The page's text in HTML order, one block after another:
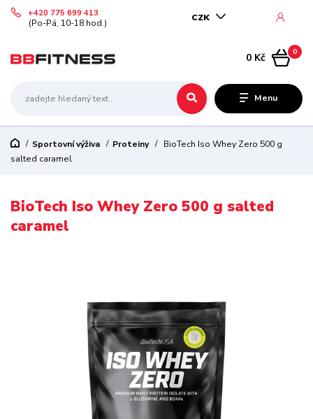
Menu
CZK
+420 775 699 413
(Po-Pá, 10-18 hod.)
0
0 Kč
Sportovní výživa Proteiny
BioTech Iso Whey Zero 500 g
salted caramel
BioTech Iso Whey Zero 500 g salted
caramel